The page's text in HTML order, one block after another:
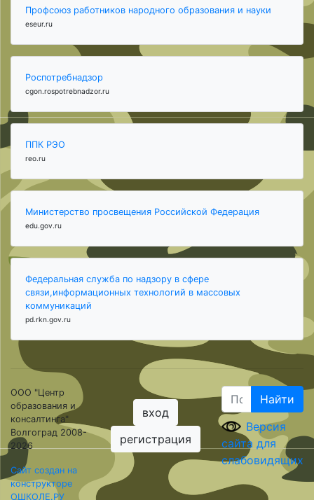
Профсоюз работников народного образования и науки
eseur.ru
Роспотребнадзор
cgon.rospotrebnadzor.ru
ППК РЭО
reo.ru
Министерство просвещения Российской Федерация
edu.gov.ru
Федеральная служба по надзору в сфере
связи,информационных технологий в массовых
коммуникаций
pd.rkn.gov.ru
ООО "Центр
образования и
консалтинга"
Волгоград 2008-
2026
Сайт создан на
конструкторе
ОШКОЛЕ.РУ
вход
регистрация
Найти
Версия
сайта для
слабовидящих